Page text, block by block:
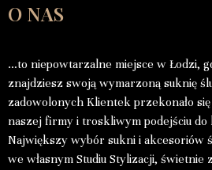
O NAS
…to niepowtarzalne miejsce w Łodzi,
znajdziesz swoją wymarzoną suknię
zadowolonych Klientek przekonało
naszej firmy i troskliwym podejściu do
Największy wybór sukni i akcesoriów
we własnym Studiu Stylizacji, świetnie